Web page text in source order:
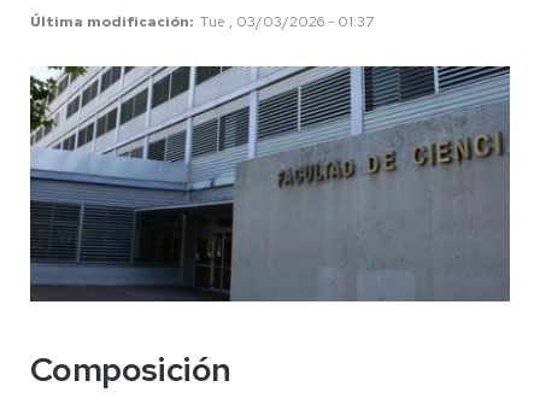
Última modificación Tue , 03/03/2026 - 01:37
Composición